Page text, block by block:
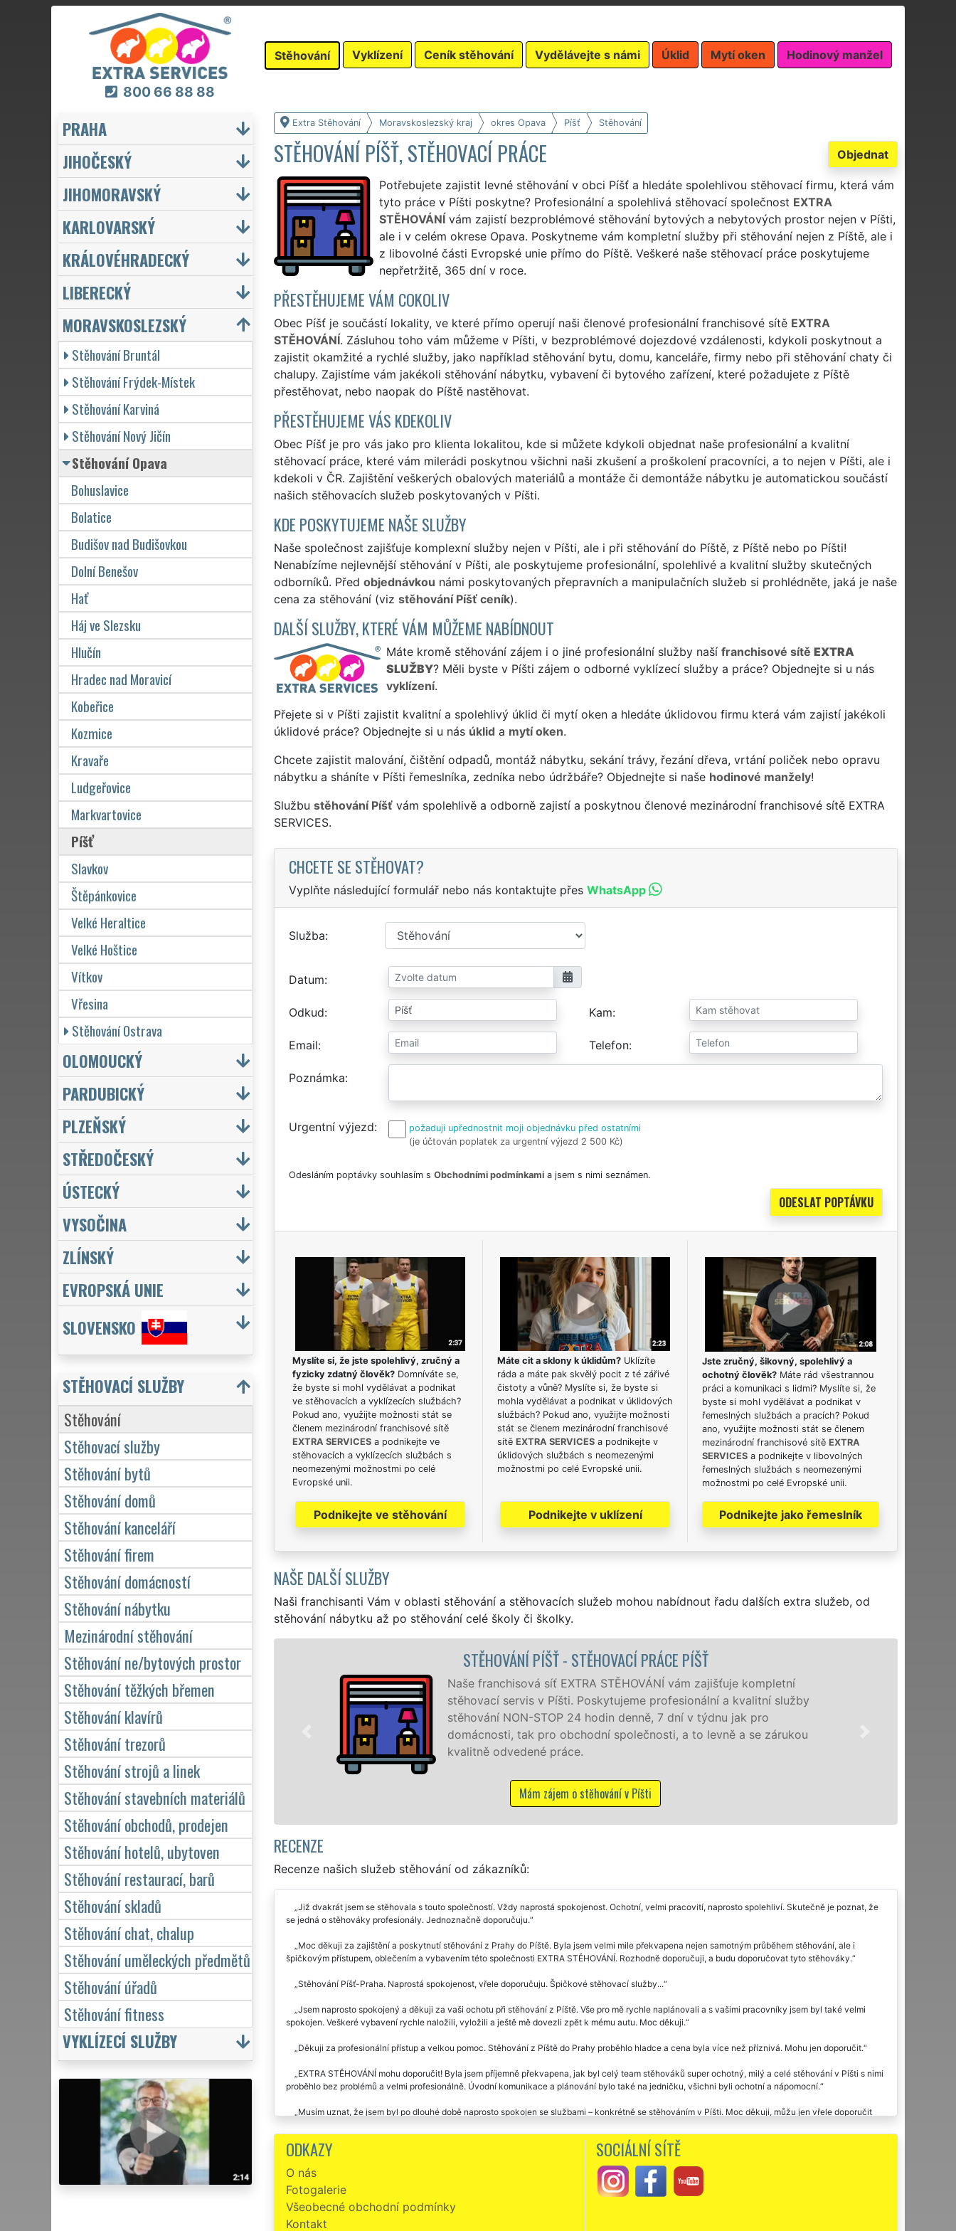
800 66 88 88
Stěhování Vyklízení Ceník stěhování Vydělávejte s námi Úklid Mytí oken Hodinový manžel
Extra Stěhování Moravskoslezský kraj okres Opava Píšť Stěhování
Objednat
STĚHOVÁNÍ PÍŠŤ, STĚHOVACÍ PRÁCE
Potřebujete zajistit levné stěhování v obci Píšť a hledáte spolehlivou stěhovací firmu, která vám
tyto práce v Píšti poskytne? Profesionální a spolehlivá stěhovací společnost EXTRA
STĚHOVÁNÍvám zajistí bezproblémové stěhování bytových a nebytových prostor nejen v Píšti,
ale i v celém okrese Opava. Poskytneme vám kompletní služby při stěhování nejen z Píště, ale i
z libovolné části Evropské unie přímo do Píště. Veškeré naše stěhovací práce poskytujeme
nepřetržitě, 365 dní v roce.
PŘESTĚHUJEME VÁM COKOLIV
Obec Píšť je součástí lokality, ve které přímo operují naši členové profesionální franchisové sítě EXTRA
STĚHOVÁNÍ. Zásluhou toho vám můžeme v Píšti, v bezproblémové dojezdové vzdálenosti, kdykoli poskytnout a
zajistit okamžité a rychlé služby, jako například stěhování bytu, domu, kanceláře, firmy nebo při stěhování chaty či
chalupy. Zajistíme vám jakékoli stěhování nábytku, vybavení či bytového zařízení, které požadujete z Píště
přestěhovat, nebo naopak do Píště nastěhovat.
PŘESTĚHUJEME VÁS KDEKOLIV
Obec Píšť je pro vás jako pro klienta lokalitou, kde si můžete kdykoli objednat naše profesionální a kvalitní
stěhovací práce, které vám milerádi poskytnou všichni naši zkušení a proškolení pracovníci, a to nejen v Píšti, ale i
kdekoli v ČR. Zajištění veškerých obalových materiálů a montáže či demontáže nábytku je automatickou součástí
našich stěhovacích služeb poskytovaných v Píšti.
KDE POSKYTUJEME NAŠE SLUŽBY
Naše společnost zajišťuje komplexní služby nejen v Píšti, ale i při stěhování do Píště, z Píště nebo po Píšti!
Nenabízíme nejlevnější stěhování v Píšti, ale poskytujeme profesionální, spolehlivé a kvalitní služby skutečných
odborníků. Před objednávkou námi poskytovaných přepravních a manipulačních služeb si prohlédněte, jaká je naše
cena za stěhování (viz stěhování Píšť ceník).
DALŠÍ SLUŽBY, KTERÉ VÁM MŮŽEME NABÍDNOUT
Máte kromě stěhování zájem i o jiné profesionální služby naší franchisové sítě EXTRA
SLUŽBY? Měli byste v Píšti zájem o odborné vyklízecí služby a práce? Objednejte si u nás
vyklízení.
Přejete si v Píšti zajistit kvalitní a spolehlivý úklid či mytí oken a hledáte úklidovou firmu která vám zajistí jakékoli
úklidové práce? Objednejte si u nás úklid a mytí oken.
Chcete zajistit malování, čištění odpadů, montáž nábytku, sekání trávy, řezání dřeva, vrtání poliček nebo opravu
nábytku a sháníte v Píšti řemeslníka, zedníka nebo údržbáře? Objednejte si naše hodinové manžely!
Službu stěhování Píšťvám spolehlivě a odborně zajistí a poskytnou členové mezinárodní franchisové sítě EXTRA
SERVICES.
CHCETE SE STĚHOVAT?
Vyplňte následující formulář nebo nás kontaktujte přes WhatsApp
Služba
Datum
Odkud Kam
Email Telefon
Poznámka
Urgentní výjezd
požaduji upřednostnit moji objednávku před ostatními
(je účtován poplatek za urgentní výjezd 2 500 Kč)
Odesláním poptávky souhlasím s Obchodními podmínkamia jsem s nimi seznámen.
Myslíte si, že jste spolehlivý, zručný a
fyzicky zdatný člověk?Domníváte se,
že byste si mohl vydělávat a podnikat
ve stěhovacích a vyklízecích službách?
Pokud ano, využijte možnosti stát se
členem mezinárodní franchisové sítě
EXTRA SERVICESa podnikejte ve
stěhovacích a vyklízecích službách s
neomezenými možnostmi po celé
Evropské unii.
Podnikejte ve stěhování
Máte cit a sklony k úklidům?Uklízíte
ráda a máte pak skvělý pocit z té zářivé
čistoty a vůně? Myslíte si, že byste si
mohla vydělávat a podnikat v úklidových
službách? Pokud ano, využijte možnosti
stát se členem mezinárodní franchisové
sítě EXTRA SERVICESa podnikejte v
úklidových službách s neomezenými
možnostmi po celé Evropské unii.
Podnikejte v uklízení
Jste zručný, šikovný, spolehlivý a
ochotný člověk? Máte rád všestrannou
práci a komunikaci s lidmi? Myslíte si, že
byste si mohl vydělávat a podnikat v
řemeslných službách a pracích? Pokud
ano, využijte možnosti stát se členem
mezinárodní franchisové sítě EXTRA
SERVICES a podnikejte v libovolných
řemeslných službách s neomezenými
možnostmi po celé Evropské unii.
Podnikejte jako řemeslník
NAŠE DALŠÍ SLUŽBY
Naši franchisanti Vám v oblasti stěhování a stěhovacích služeb mohou nabídnout řadu dalších extra služeb, od
stěhování nábytku až po stěhování celé školy či školky.
STĚHOVÁNÍ PÍŠŤ - STĚHOVACÍ PRÁCE PÍŠŤ
Naše franchisová síť EXTRA STĚHOVÁNÍ vám zajišťuje kompletní
stěhovací servis v Píšti. Poskytujeme profesionální a kvalitní služby
stěhování NON-STOP 24 hodin denně, 7 dní v týdnu jak pro
domácnosti, tak pro obchodní společnosti, a to levně a se zárukou
kvalitně odvedené práce.
Mám zájem o stěhování v Píšti
Poskytujeme stěhovací služby v Píšti
speciální stěhovací technikou. Tyto
domácnostem i firmám v celém
franchisové sítě EXTRA
RECENZE
Recenze našich služeb stěhování od zákazníků:
Již dvakrát jsem se stěhovala s touto společností. Vždy naprostá spokojenost. Ochotní, velmi pracovití, naprosto spolehliví. Skutečně je poznat, že
se jedná o stěhováky profesionály. Jednoznačně doporučuju.
Moc děkuji za zajištění a poskytnutí stěhování z Prahy do Píště. Byla jsem velmi mile překvapena nejen samotným průběhem stěhování, ale i
špičkovým přístupem, oblečením a vybavením této společnosti EXTRA STĚHOVÁNÍ. Rozhodně doporučuji, a budu doporučovat tyto stěhováky.
Stěhování Píšť-Praha. Naprostá spokojenost, vřele doporučuju. Špičkové stěhovací služby...
Jsem naprosto spokojený a děkuji za vaši ochotu při stěhování z Píště. Vše pro mě rychle naplánovali a s vašimi pracovníky jsem byl také velmi
spokojen. Veškeré vybavení rychle naložili, vyložili a ještě mě dovezli zpět k mému autu. Moc děkuji.
Děkuji za profesionální přístup a velkou pomoc. Stěhování z Píště do Prahy proběhlo hladce a cena byla více než příznivá. Mohu jen doporučit.
EXTRA STĚHOVÁNÍ mohu doporučit! Byla jsem příjemně překvapena, jak byl celý team stěhováků super ochotný, milý a celé stěhování v Píšti s nimi
proběhlo bez problémů a velmi profesionálně. Úvodní komunikace a plánování bylo také na jedničku, všichni byli ochotní a nápomocní.
Musím uznat, že jsem byl po dlouhé době naprosto spokojen se službami – konkrétně se stěhováním v Píšti. Moc děkuji, můžu jen vřele doporučit
Děkuji mockrát za skvělý přístup a odvedenou práci při stěhování v Píšti. Na všem jsme se předem domluvili a den stěhování již probíhal velice
problémů, pánové jsou milý a v novém bytě mi pomohli rozmístit větší nábytek, jak jsem si přála.
Stěhování z Píště. Milí, ochotní vstřícní. Super servis i cena. Děkuji a doporučuji.
Precizní, slušní, milí a velmi ochotní. Skutečně mohu vřele doporučit. Již jsem v Píšti využila dvakrát stěhovací službu této společnosti EXTRA
ODKAZY
O nás
Fotogalerie
Všeobecné obchodní podmínky
Kontakt
SOCIÁLNÍ SÍTĚ
PRAHA
JIHOČESKÝ
JIHOMORAVSKÝ
KARLOVARSKÝ
KRÁLOVÉHRADECKÝ
LIBERECKÝ
MORAVSKOSLEZSKÝ
Stěhování Bruntál
Stěhování Frýdek-Místek
Stěhování Karviná
Stěhování Nový Jičín
Stěhování Opava
Bohuslavice
Bolatice
Budišov nad Budišovkou
Dolní Benešov
Hať
Háj ve Slezsku
Hlučín
Hradec nad Moravicí
Kobeřice
Kozmice
Kravaře
Ludgeřovice
Markvartovice
Píšť
Slavkov
Štěpánkovice
Velké Heraltice
Velké Hoštice
Vítkov
Vřesina
Stěhování Ostrava
OLOMOUCKÝ
PARDUBICKÝ
PLZEŇSKÝ
STŘEDOČESKÝ
ÚSTECKÝ
VYSOČINA
ZLÍNSKÝ
EVROPSKÁ UNIE
SLOVENSKO
STĚHOVACÍ SLUŽBY
Stěhování
Stěhovací služby
Stěhování bytů
Stěhování domů
Stěhování kanceláří
Stěhování firem
Stěhování domácností
Stěhování nábytku
Mezinárodní stěhování
Stěhování ne/bytových prostor
Stěhování těžkých břemen
Stěhování klavírů
Stěhování trezorů
Stěhování strojů a linek
Stěhování stavebních materiálů
Stěhování obchodů, prodejen
Stěhování hotelů, ubytoven
Stěhování restaurací, barů
Stěhování skladů
Stěhování chat, chalup
Stěhování uměleckých předmětů
Stěhování úřadů
Stěhování fitness
VYKLÍZECÍ SLUŽBY